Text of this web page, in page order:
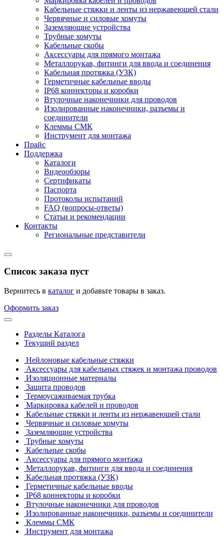
Кабельные стяжки и ленты из нержавеющей стали
Червячные и силовые хомуты
Заземляющие устройства
Трубные хомуты
Кабельные скобы
Аксессуары для прямого монтажа
Металлорукав, фитинги для ввода и соединения
Кабельная протяжка (УЗК)
Герметичные кабельные вводы
IP68 коннекторы и коробки
Втулочные наконечники для проводов
Изолированные наконечники, разъемы и
соединители
Клеммы СМК
Инструмент для монтажа
Прайс
Поддержка
Каталоги
Видеообзоры
Сертификаты
Паспорта
Протоколы испытаний
FAQ (вопросы-ответы)
Статьи и рекомендации
Контакты
Региональные представители
Список заказа пуст
Вернитесь в каталог и добавьте товары в заказ.
Оформить заказ
Разделы Каталога
Текущий раздел
Нейлоновые кабельные стяжки
Аксессуары для кабельных стяжек и монтажа проводов
Изоляционные материалы
Защита проводов
Термоусаживаемая трубка
Маркировка кабелей и проводов
Кабельные стяжки и ленты из нержавеющей стали
Червячные и силовые хомуты
Заземляющие устройства
Трубные хомуты
Кабельные скобы
Аксессуары для прямого монтажа
Металлорукав, фитинги для ввода и соединения
Кабельная протяжка (УЗК)
Герметичные кабельные вводы
IP68 коннекторы и коробки
Втулочные наконечники для проводов
Изолированные наконечники, разъемы и соединители
Клеммы СМК
Инструмент для монтажа